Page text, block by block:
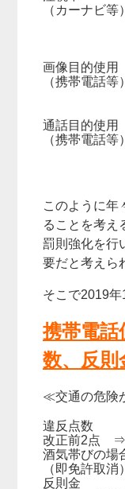
（カーナビ等）
画像目的使用
（携帯電話等）
通話目的使用
（携帯電話等）
このように年
ることを考え
罰則強化を行
要だと考えら
そこで2019年
携帯電話
数、反
≪交通の危険
違反点数
改正前2点 ⇒
酒気帯びの
（即免許取消）
反則金